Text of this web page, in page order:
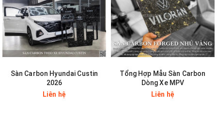
Sàn Carbon Hyundai Custin
2026
Liên hệ
Tổng Hợp Mẫu Sàn Carbon
Dòng Xe MPV
Liên hệ